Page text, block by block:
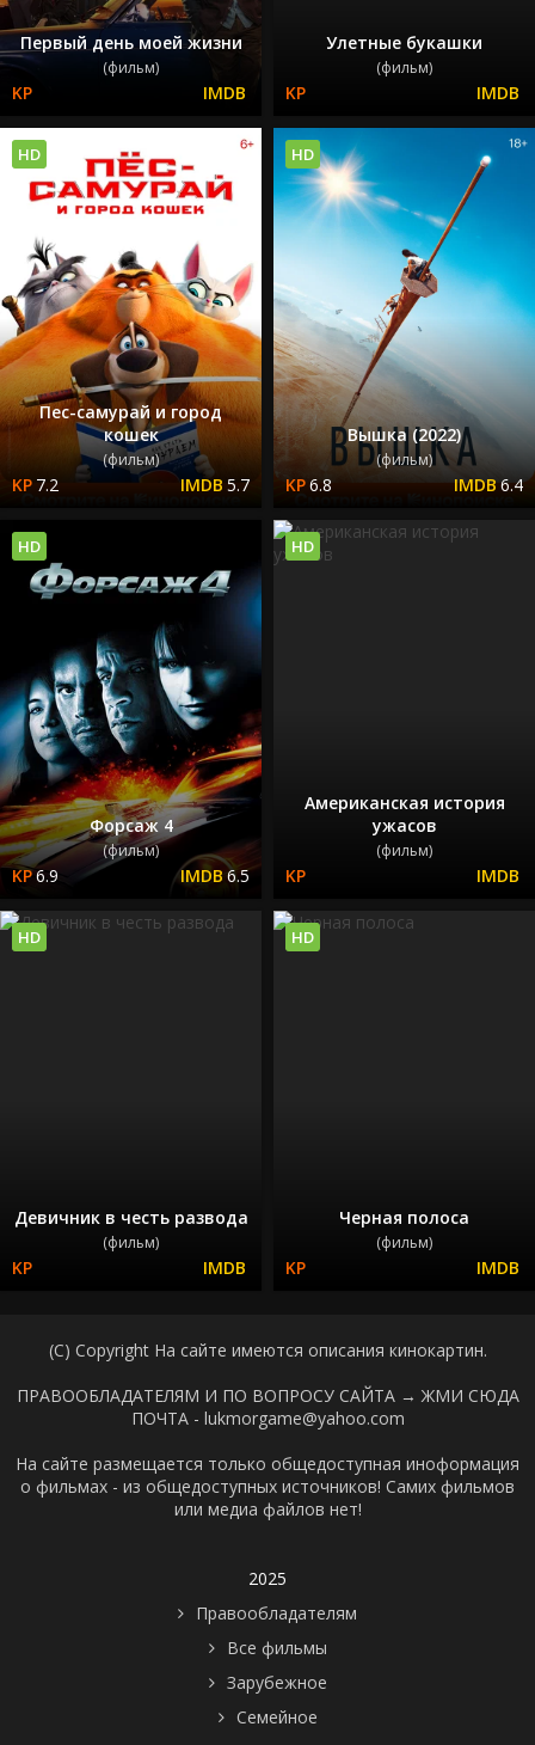
Первый день моей жизни
(фильм)
Улетные букашки
(фильм)
Пес-самурай и город
кошек
(фильм)
7.2 5.7
HD
Вышка (2022)
(фильм)
6.8 6.4
HD
Форсаж 4
(фильм)
6.9 6.5
HD
Американская история
ужасов
(фильм)
HD
Девичник в честь развода
(фильм)
HD
Черная полоса
(фильм)
HD
(C) Copyright На сайте имеются описания кинокартин.
ПРАВООБЛАДАТЕЛЯМ И ПО ВОПРОСУ САЙТА → ЖМИ СЮДА
ПОЧТА - lukmorgame@yahoo.com
На сайте размещается только общедоступная иноформация
о фильмах - из общедоступных источников! Самих фильмов
или медиа файлов нет!
2025
Правообладателям
Все фильмы
Зарубежное
Семейное